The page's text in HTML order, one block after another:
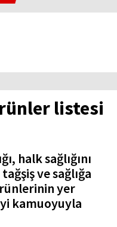
listesi
halk sağlığını
ve sağlığa
yer
kamuoyuyla